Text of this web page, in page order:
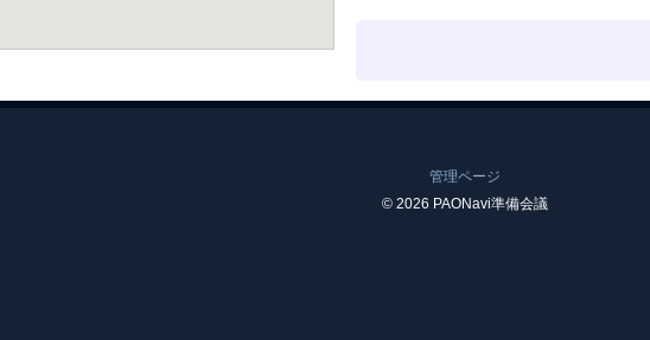
管理ページ
© 2026 PAONavi準備会議